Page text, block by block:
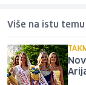
Više na istu temu